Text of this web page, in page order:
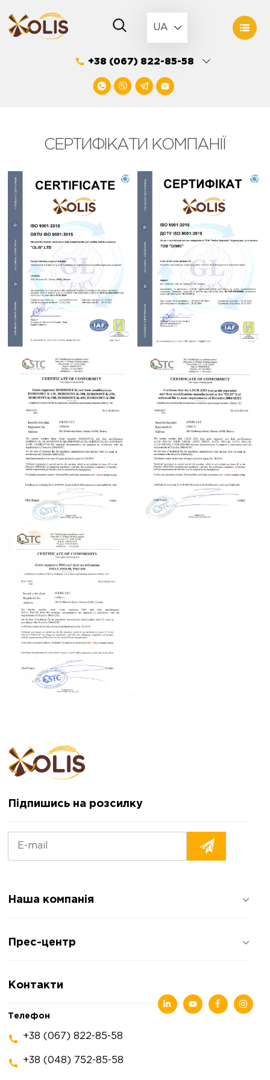
to
content
UA
+38 (067) 822-85-58
CЕРТИФІКАТИ КОМПАНІЇ
Підпишись на розсилку
Наша компанія
Відгуки про компанію
Прес-центр
Статті
Контакти
Телефон
+38 (067) 822-85-58
+38 (048) 752-85-58